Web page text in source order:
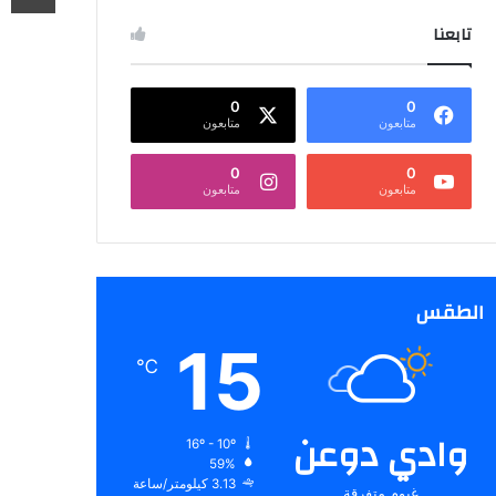
تابعنا
0
متابعون
0
متابعون
0
متابعون
0
متابعون
الطقس
وادي دوعن
15
℃
59%
3.13 كيلومتر/ساعة